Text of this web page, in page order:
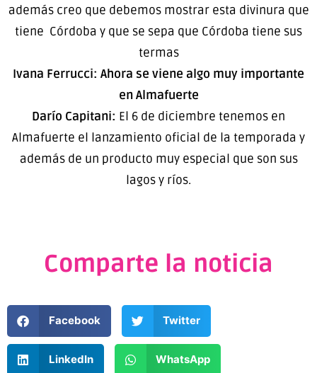
además creo que debemos mostrar esta divinura que
tiene Córdoba y que se sepa que Córdoba tiene sus
termas
Ivana Ferrucci: Ahora se viene algo muy importante
en Almafuerte
Darío Capitani: El 6 de diciembre tenemos en
Almafuerte el lanzamiento oficial de la temporada y
además de un producto muy especial que son sus
lagos y ríos.
Comparte la noticia
Facebook Twitter
LinkedIn WhatsApp